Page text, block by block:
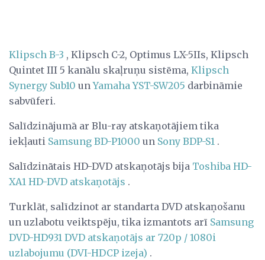
Klipsch B-3 , Klipsch C-2, Optimus LX-5IIs, Klipsch
Quintet III 5 kanālu skaļruņu sistēma, Klipsch
Synergy Sub10 unYamaha YST-SW205 darbināmie
sabvūferi.
Salīdzinājumā ar Blu-ray atskaņotājiem tika
iekļauti Samsung BD-P1000 un Sony BDP-S1 .
Salīdzinātais HD-DVD atskaņotājs bija Toshiba HD-
XA1 HD-DVD atskaņotājs .
Turklāt, salīdzinot ar standarta DVD atskaņošanu
un uzlabotu veiktspēju, tika izmantots arī Samsung
DVD-HD931 DVD atskaņotājs ar 720p / 1080i
uzlabojumu (DVI-HDCP izeja) .